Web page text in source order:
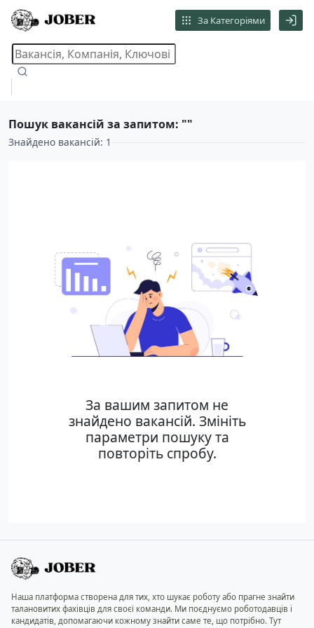
За Категоріями
Пошук вакансій за запитом: ""
Знайдено вакансій: 1
За вашим запитом не
знайдено вакансій. Змініть
параметри пошуку та
повторіть спробу.
Наша платформа створена для тих, хто шукає роботу або прагне знайти
талановитих фахівців для своєї команди. Ми поєднуємо роботодавців і
кандидатів, допомагаючи кожному знайти саме те, що потрібно. Тут